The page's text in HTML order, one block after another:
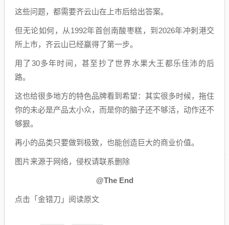
这些问题，都需要齐云山在上市后给出答案。
但无论如何，从1992年首创南酸枣糕，到2026年冲刺港交
所上市，齐云山已经赢得了第一步。
用了30多年时间，甚至抄了世界水果大王都乐佳沛的后
路。
这也给很多地方的特色品牌看到希望：其实很多时候，拖住
你的未必是产品太小众，而是你的脑子还不够活，动作还不
够狠。
再小的品类只要做到极致，也能创造巨大的商业价值。
图片来源于网络，侵权请联系删除
@The End
点击「金错刀」阅读原文